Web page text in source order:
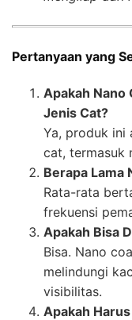
Pertanyaan yang
Apakah Nano
Jenis Cat?
Ya, produk ini
cat, termasuk
Berapa Lama
Rata-rata
frekuensi
Apakah Bisa
Bisa. Nano
melindungi
visibilitas.
Apakah